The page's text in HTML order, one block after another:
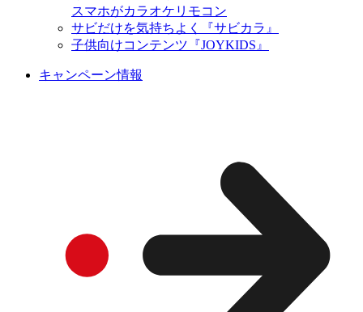
スマホがカラオケリモコン
サビだけを気持ちよく『サビカラ』
子供向けコンテンツ『JOYKIDS』
キャンペーン情報